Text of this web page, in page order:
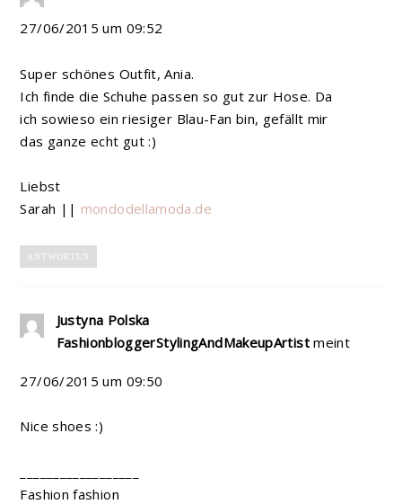
27/06/2015 um 09:52
Super schönes Outfit, Ania.
Ich finde die Schuhe passen so gut zur Hose. Da
ich sowieso ein riesiger Blau-Fan bin, gefällt mir
das ganze echt gut :)
Liebst
Sarah || mondodellamoda.de
ANTWORTEN
Justyna Polska
FashionbloggerStylingAndMakeupArtist meint
27/06/2015 um 09:50
Nice shoes :)
Fashion fashion